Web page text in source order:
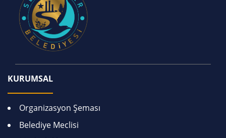
KURUMSAL
Organizasyon Şeması
Belediye Meclisi